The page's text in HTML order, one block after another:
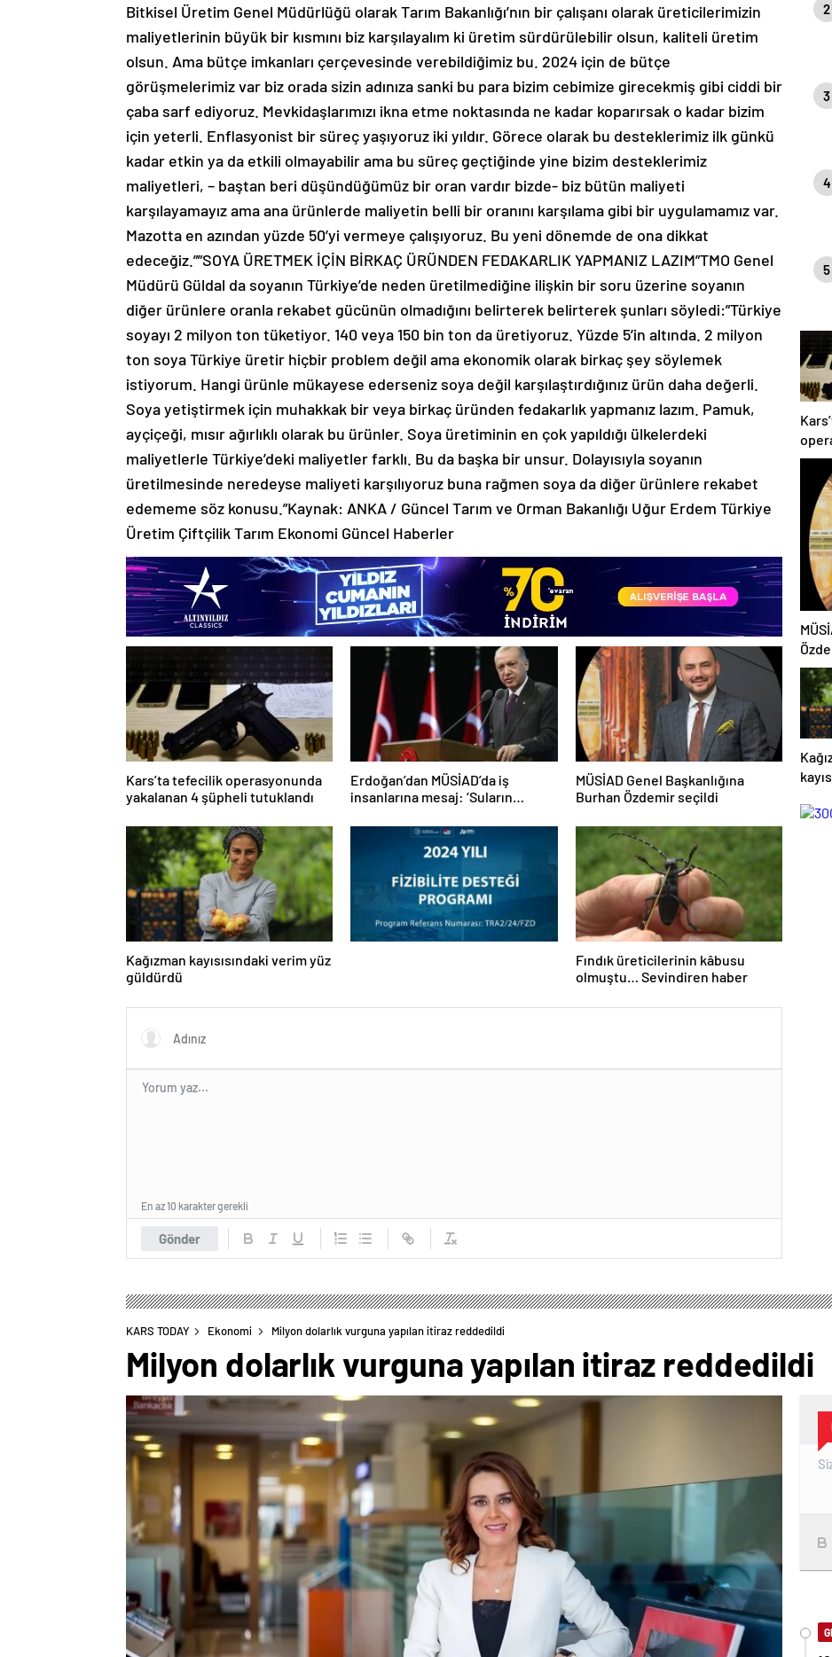
Bitkisel Üretim Genel Müdürlüğü olarak Tarım Bakanlığı’nın bir çalışanı olarak üreticilerimizin
maliyetlerinin büyük bir kısmını biz karşılayalım ki üretim sürdürülebilir olsun, kaliteli üretim
olsun. Ama bütçe imkanları çerçevesinde verebildiğimiz bu. 2024 için de bütçe
görüşmelerimiz var biz orada sizin adınıza sanki bu para bizim cebimize girecekmiş gibi ciddi bir
çaba sarf ediyoruz. Mevkidaşlarımızı ikna etme noktasında ne kadar koparırsak o kadar bizim
için yeterli. Enflasyonist bir süreç yaşıyoruz iki yıldır. Görece olarak bu desteklerimiz ilk günkü
kadar etkin ya da etkili olmayabilir ama bu süreç geçtiğinde yine bizim desteklerimiz
maliyetleri, – baştan beri düşündüğümüz bir oran vardır bizde- biz bütün maliyeti
karşılayamayız ama ana ürünlerde maliyetin belli bir oranını karşılama gibi bir uygulamamız var.
Mazotta en azından yüzde 50’yi vermeye çalışıyoruz. Bu yeni dönemde de ona dikkat
edeceğiz.””SOYA ÜRETMEK İÇİN BİRKAÇ ÜRÜNDEN FEDAKARLIK YAPMANIZ LAZIM”TMO Genel
Müdürü Güldal da soyanın Türkiye’de neden üretilmediğine ilişkin bir soru üzerine soyanın
diğer ürünlere oranla rekabet gücünün olmadığını belirterek belirterek şunları söyledi:”Türkiye
soyayı 2 milyon ton tüketiyor. 140 veya 150 bin ton da üretiyoruz. Yüzde 5’in altında. 2 milyon
ton soya Türkiye üretir hiçbir problem değil ama ekonomik olarak birkaç şey söylemek
istiyorum. Hangi ürünle mükayese ederseniz soya değil karşılaştırdığınız ürün daha değerli.
Soya yetiştirmek için muhakkak bir veya birkaç üründen fedakarlık yapmanız lazım. Pamuk,
ayçiçeği, mısır ağırlıklı olarak bu ürünler. Soya üretiminin en çok yapıldığı ülkelerdeki
maliyetlerle Türkiye’deki maliyetler farklı. Bu da başka bir unsur. Dolayısıyla soyanın
üretilmesinde neredeyse maliyeti karşılıyoruz buna rağmen soya da diğer ürünlere rekabet
edememe söz konusu.”Kaynak: ANKA / Güncel Tarım ve Orman Bakanlığı Uğur Erdem Türkiye
Üretim Çiftçilik Tarım Ekonomi Güncel Haberler
Kars’ta tefecilik operasyonunda
yakalanan 4 şüpheli tutuklandı
Erdoğan’dan MÜSİAD’da iş
insanlarına mesaj: ‘Suların
alacak’…
MÜSİAD Genel Başkanlığına
Burhan Özdemir seçildi
Kağızman kayısısındaki verim yüz
güldürdü
Fındık üreticilerinin kâbusu
olmuştu… Sevindiren haber
Gönder
En az 10 karakter gerekli
2
3
4
5
KARS TODAY Ekonomi Milyon dolarlık vurguna yapılan itiraz reddedildi
Milyon dolarlık vurguna yapılan itiraz reddedildi